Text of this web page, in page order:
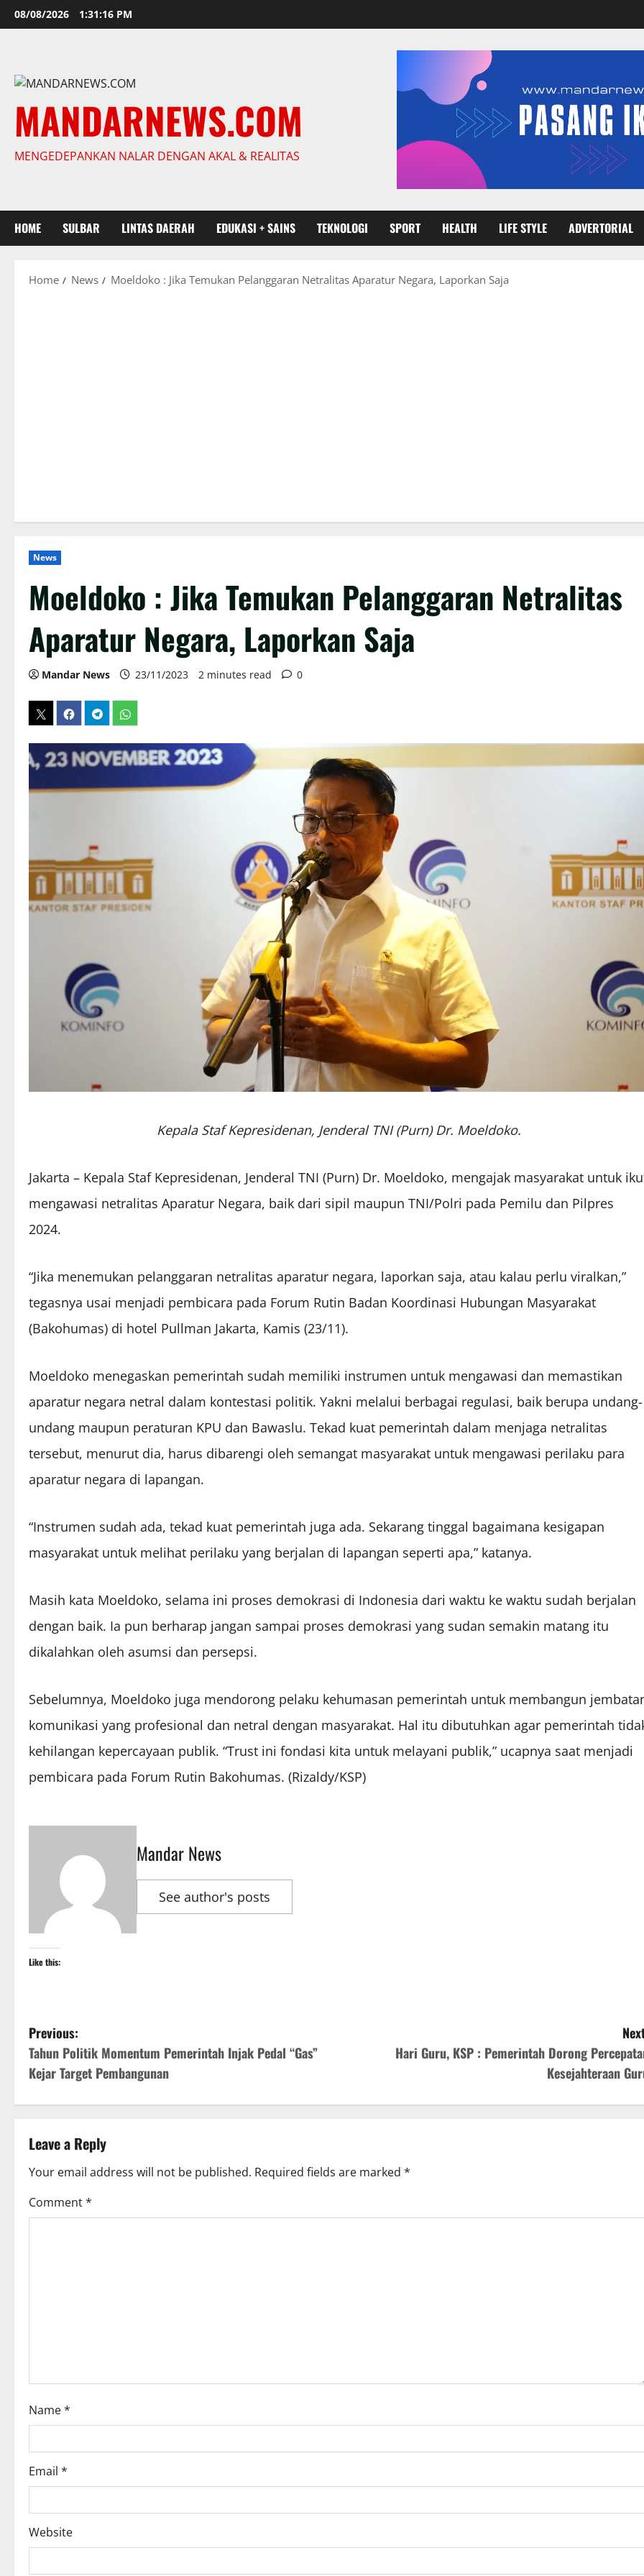
Skip
to
08/08/2026 1:31:17 PM
MANDARNEWS.COM
MENGEDEPANKAN NALAR DENGAN AKAL & REALITAS
HOME SULBAR LINTAS DAERAH EDUKASI + SAINS TEKNOLOGI SPORT HEALTH LIFE STYLE ADVERTORIAL
Home News Moeldoko : Jika Temukan Pelanggaran Netralitas Aparatur Negara, Laporkan Saja
News
Moeldoko : Jika Temukan Pelanggaran Netralitas
Aparatur Negara, Laporkan Saja
Mandar News 23/11/2023 2 minutes read 0
Kepala Staf Kepresidenan, Jenderal TNI (Purn) Dr. Moeldoko.
Jakarta – Kepala Staf Kepresidenan, Jenderal TNI (Purn) Dr. Moeldoko, mengajak masyarakat untuk
mengawasi netralitas Aparatur Negara, baik dari sipil maupun TNI/Polri pada Pemilu dan Pilpres
2024.
“Jika menemukan pelanggaran netralitas aparatur negara, laporkan saja, atau kalau perlu viralkan,”
tegasnya usai menjadi pembicara pada Forum Rutin Badan Koordinasi Hubungan Masyarakat
(Bakohumas) di hotel Pullman Jakarta, Kamis (23/11).
Moeldoko menegaskan pemerintah sudah memiliki instrumen untuk mengawasi dan memastikan
aparatur negara netral dalam kontestasi politik. Yakni melalui berbagai regulasi, baik berupa undang-
undang maupun peraturan KPU dan Bawaslu. Tekad kuat pemerintah dalam menjaga netralitas
tersebut, menurut dia, harus dibarengi oleh semangat masyarakat untuk mengawasi perilaku para
aparatur negara di lapangan.
“Instrumen sudah ada, tekad kuat pemerintah juga ada. Sekarang tinggal bagaimana kesigapan
masyarakat untuk melihat perilaku yang berjalan di lapangan seperti apa,” katanya.
Masih kata Moeldoko, selama ini proses demokrasi di Indonesia dari waktu ke waktu sudah berjalan
dengan baik. Ia pun berharap jangan sampai proses demokrasi yang sudan semakin matang itu
dikalahkan oleh asumsi dan persepsi.
Sebelumnya, Moeldoko juga mendorong pelaku kehumasan pemerintah untuk membangun
komunikasi yang profesional dan netral dengan masyarakat. Hal itu dibutuhkan agar pemerintah
kehilangan kepercayaan publik. “Trust ini fondasi kita untuk melayani publik,” ucapnya saat menjadi
pembicara pada Forum Rutin Bakohumas. (Rizaldy/KSP)
Mandar News
See author's posts
Like this:
P
o
s
n
a
v
o
n
Previous:
Tahun Politik Momentum Pemerintah Injak Pedal “Gas”
Kejar Target Pembangunan
Hari Guru, KSP : Pemerintah Dorong
Kesejahteraan
Leave a Reply
Your email address will not be published. Required fields are marked *
Comment*
Name*
Email *
Website